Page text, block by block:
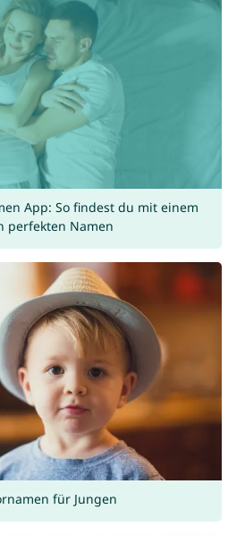
App: So findest du mit einem
perfekten Namen
für Jungen